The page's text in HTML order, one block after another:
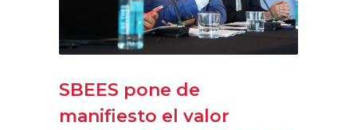
SBEES pone de
manifiesto el valor